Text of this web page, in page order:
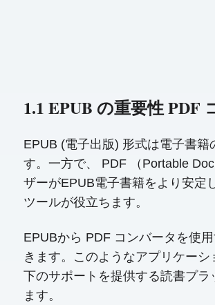
1.1 EPUB の重要性 PDF
EPUB (電子出版) 形式は電子書
す。一方で、 PDF （Portable
ザーがEPUB電子書籍をより安定
ツールが役立ちます。
EPUBから PDF コンバータを使
きます。このようなアプリケー
下のサポートを提供する読書プ
ます。